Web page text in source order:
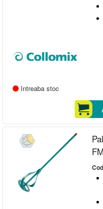
Intreaba stoc